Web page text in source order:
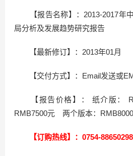
【报告名称】：2013-2017年
局分析及发展趋势研究报告
【最新修订】：2013年01月
【交付方式】：Email发送或
【报告价格】： 纸介版：
RMB7500元 两个版本：
【订购热线】：0754-88650298